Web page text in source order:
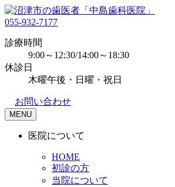
055-932-7177
診療時間
9:00～12:30/14:00～18:30
休診日
木曜午後・日曜・祝日
お問い合わせ
MENU
医院について
HOME
初診の方
当院について